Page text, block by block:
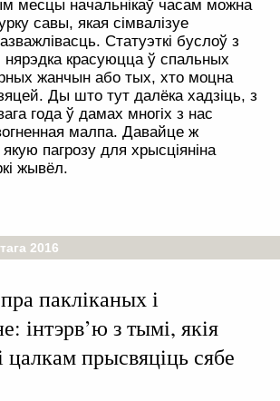
месцы начальнікаў часам можна
савы, якая сімвалізуе
Статуэткі буслоў з
нярэдка красуюцца ў спальных
жанчын або тых, хто моцна
Ды што тут далёка хадзіць, з
года ў дамах многіх з нас
малпа. Давайце ж
пагрозу для хрысціяніна
жывёл.
2016
пакліканых і
інтэрв’ю з тымі, якія
прысвяціць сябе